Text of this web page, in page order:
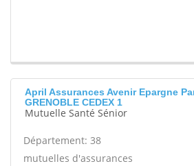
April Assurances Avenir Epargne
GRENOBLE CEDEX 1
Mutuelle Santé Sénior
Département: 38
mutuelles d'assurances